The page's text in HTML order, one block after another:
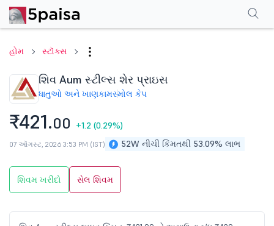
હોમ સ્ટૉક્સ
શિવ Aum સ્ટીલ્સ શેર પ્રાઇસ
ધાતુઓ અને ખાણકામસ્મોલ કેપ
₹421.00 +1.2 (0.29%)
52W નીચી કિંમતથી 53.09% લાભ
07 ઑગસ્ટ, 2026 3:53 PM (IST)
શિવમ ખરીદો સેલ શિવમ
પરફોર્મન્સફાઇનાન્શિયલ્સ વધુ